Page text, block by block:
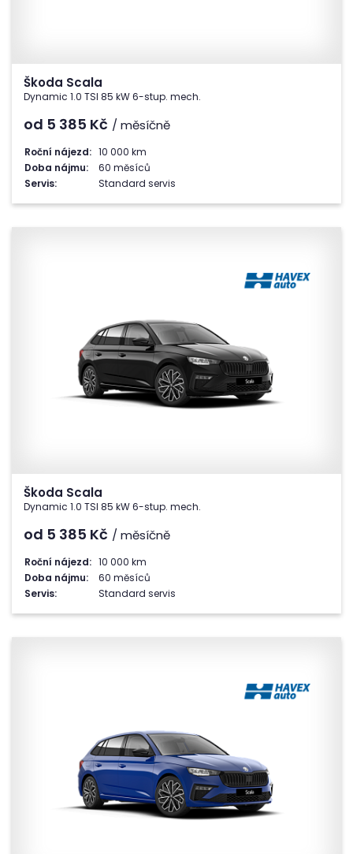
Škoda Scala
Dynamic 1.0 TSI 85 kW 6-stup. mech.
od 5 385 Kč / měsíčně
Roční nájezd: 10 000 km
Doba nájmu:
60 měsíců
Servis:
Standard servis
Škoda Scala
Dynamic 1.0 TSI 85 kW 6-stup. mech.
od 5 385 Kč / měsíčně
Roční nájezd: 10 000 km
Doba nájmu:
60 měsíců
Servis:
Standard servis